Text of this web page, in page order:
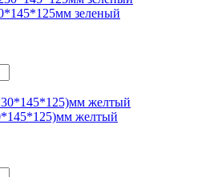
зеленый
желтый